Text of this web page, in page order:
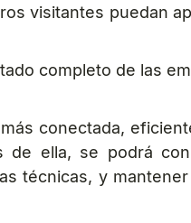
visitantes puedan
completo de las
conectada,
ella, se podrá
técnicas, y